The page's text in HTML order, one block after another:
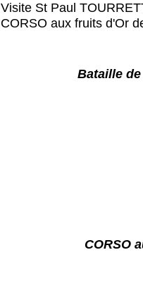
Visite St Paul
CORSO aux fruits d'Or
Bataille de
CORSO